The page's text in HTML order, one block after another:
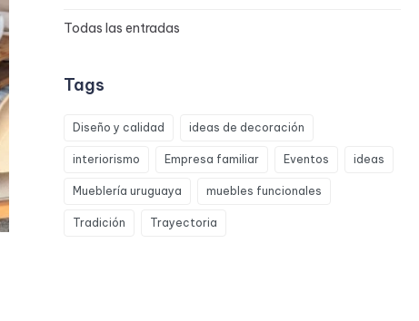
Todas las entradas
Tags
Diseño y calidad ideas de decoración
interiorismo Empresa familiar Eventos ideas
Mueblería uruguaya muebles funcionales
Tradición Trayectoria